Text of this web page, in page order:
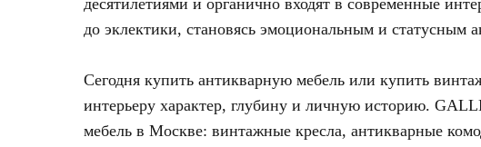
десятилетиями и органично входят в современные
до эклектики, становясь эмоциональным и статусным
Сегодня купить антикварную мебель или купить
интерьеру характер, глубину и личную историю.
мебель в Москве: винтажные кресла, антикварные